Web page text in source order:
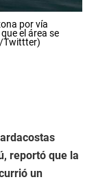
por vía
el área se
Twittter)
reportó que la
un